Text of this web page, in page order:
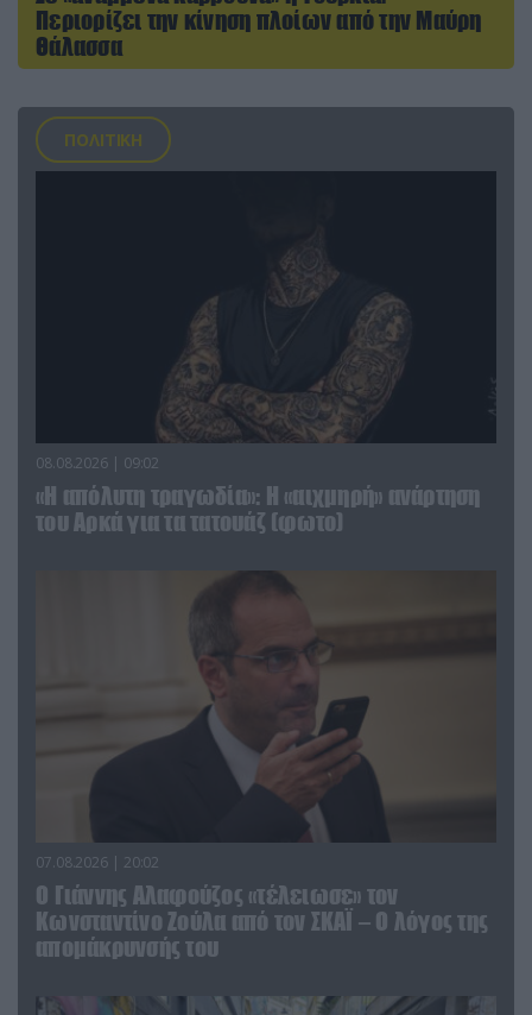
Περιορίζει την κίνηση πλοίων από την Μαύρη
Θάλασσα
ΠΟΛΙΤΙΚΗ
08.08.2026 | 09:02
«Η απόλυτη τραγωδία»: Η «αιχμηρή» ανάρτηση
του Αρκά για τα τατουάζ (φωτο)
07.08.2026 | 20:02
Ο Γιάννης Αλαφούζος «τέλειωσε» τον
Κωνσταντίνο Ζούλα από τον ΣΚΑΪ – Ο λόγος της
απομάκρυνσής του